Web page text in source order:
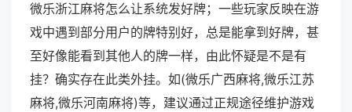
微乐浙江麻将怎么让系统发好牌；一些玩家反映在游
戏中遇到部分用户的牌特别好，总是能拿到好牌，甚
至好像能看到其他人的牌一样，由此怀疑是不是有
挂？确实存在此类外挂。如(微乐广西麻将,微乐江苏
麻将,微乐河南麻将)等，建议通过正规途径维护游戏